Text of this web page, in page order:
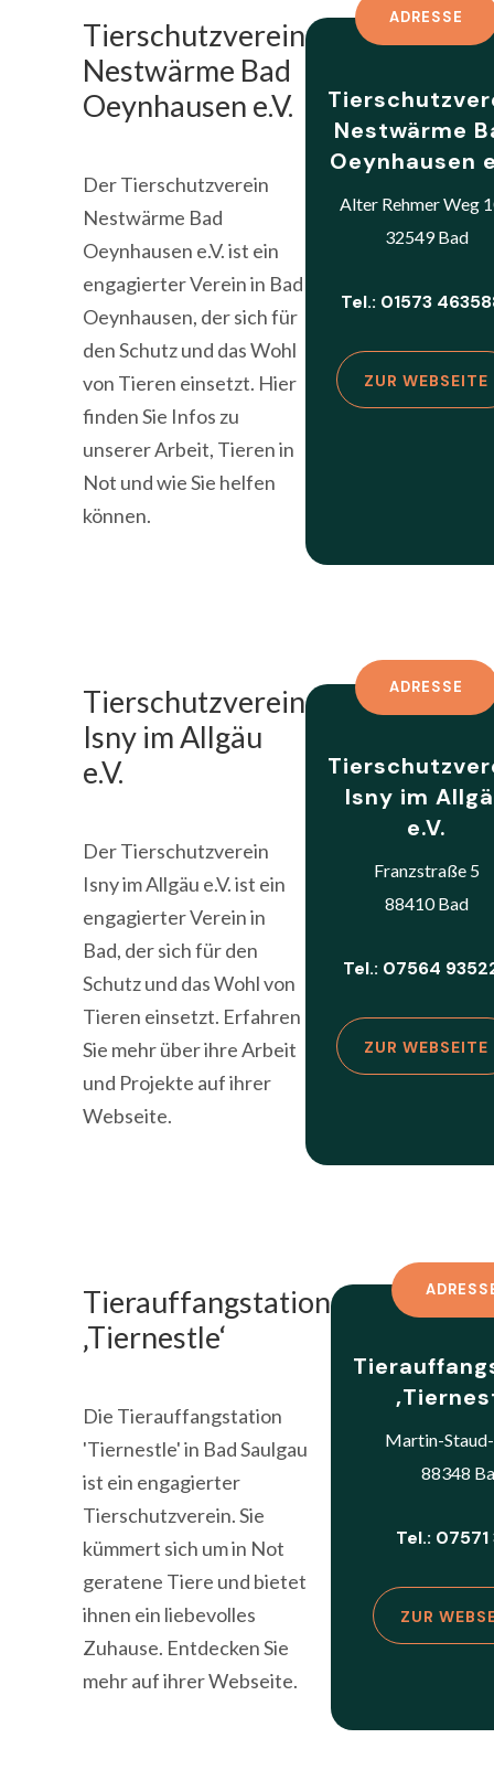
Tierschutzverein
Nestwärme Bad
Oeynhausen e.V.
Der Tierschutzverein
Nestwärme Bad
Oeynhausen e.V. ist ein
engagierter Verein in Bad
Oeynhausen, der sich für
den Schutz und das Wohl
von Tieren einsetzt. Hier
finden Sie Infos zu
unserer Arbeit, Tieren in
Not und wie Sie helfen
können.
ADRESSE
Nestwärme
Oeynhausen
Alter Rehmer Weg
32549 Bad
Tel.: 01573
ZUR WEBSEITE
Tierschutzverein
Isny im Allgäu
e.V.
Der Tierschutzverein
Isny im Allgäu e.V. ist ein
engagierter Verein in
Bad, der sich für den
Schutz und das Wohl von
Tieren einsetzt. Erfahren
Sie mehr über ihre Arbeit
und Projekte auf ihrer
Webseite.
ADRESSE
Isny im
e.V.
Franzstraße 5
88410 Bad
Tel.: 07564
ZUR WEBSEITE
Tierauffangstation
‚Tiernestle‘
Die Tierauffangstation
'Tiernestle' in Bad Saulgau
ist ein engagierter
Tierschutzverein. Sie
kümmert sich um in Not
geratene Tiere und bietet
ihnen ein liebevolles
Zuhause. Entdecken Sie
mehr auf ihrer Webseite.
Martin-
88348
Tel.: 07571
ZUR